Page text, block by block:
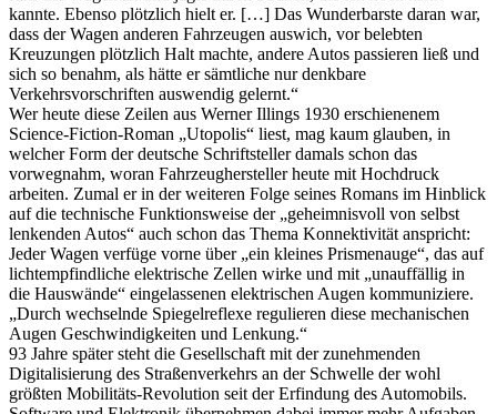
kannte. Ebenso plötzlich hielt er. […] Das Wunderbarste daran war,
dass der Wagen anderen Fahrzeugen auswich, vor belebten
Kreuzungen plötzlich Halt machte, andere Autos passieren ließ und
sich so benahm, als hätte er sämtliche nur denkbare
Verkehrsvorschriften auswendig gelernt.“
Wer heute diese Zeilen aus Werner Illings 1930 erschienenem
Science-Fiction-Roman „Utopolis“ liest, mag kaum glauben, in
welcher Form der deutsche Schriftsteller damals schon das
vorwegnahm, woran Fahrzeughersteller heute mit Hochdruck
arbeiten. Zumal er in der weiteren Folge seines Romans im Hinblick
auf die technische Funktionsweise der „geheimnisvoll von selbst
lenkenden Autos“ auch schon das Thema Konnektivität anspricht:
Jeder Wagen verfüge vorne über „ein kleines Prismenauge“, das auf
lichtempfindliche elektrische Zellen wirke und mit „unauffällig in
die Hauswände“ eingelassenen elektrischen Augen kommuniziere.
„Durch wechselnde Spiegelreflexe regulieren diese mechanischen
Augen Geschwindigkeiten und Lenkung.“
93 Jahre später steht die Gesellschaft mit der zunehmenden
Digitalisierung des Straßenverkehrs an der Schwelle der wohl
größten Mobilitäts-Revolution seit der Erfindung des Automobils.